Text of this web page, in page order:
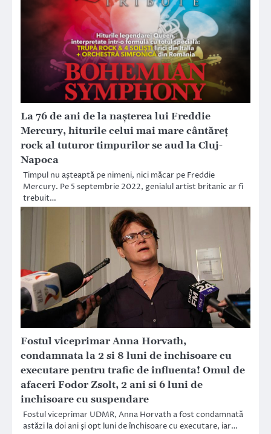
La 76 de ani de la nașterea lui Freddie
Mercury, hiturile celui mai mare cântăreț
rock al tuturor timpurilor se aud la Cluj-
Napoca
Timpul nu așteaptă pe nimeni, nici măcar pe Freddie
Mercury. Pe 5 septembrie 2022, genialul artist britanic ar fi
trebuit…
Fostul viceprimar Anna Horvath,
condamnata la 2 si 8 luni de inchisoare cu
executare pentru trafic de influenta! Omul de
afaceri Fodor Zsolt, 2 ani si 6 luni de
inchisoare cu suspendare
Fostul viceprimar UDMR, Anna Horvath a fost condamnată
astăzi la doi ani şi opt luni de închisoare cu executare, iar…